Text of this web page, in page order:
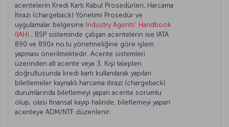
acentelerin Kredi Kartı Kabul Prosedürleri, Harcama
İtirazı (chargeback) Yönetimi Prosedür ve
uygulamalar belgesine Industry Agents' Handbook
(IAH) , BSP sisteminde çalışan acentelerin ise IATA
890 ve 890x no.lu yönetmeliğine göre işlem
yapması önerilmektedir. Acente sistemleri
üzerinden alt acente veya 3. Kişi talepleri
doğrultusunda kredi kartı kullanılarak yapılan
biletlemeler kaynaklı harcama itirazı (chargeback)
durumlarında biletlemeyi yapan acente sorumlu
olup, olası finansal kayıp halinde, biletlemeyi yapan
acenteye ADM/NTF düzenlenir.